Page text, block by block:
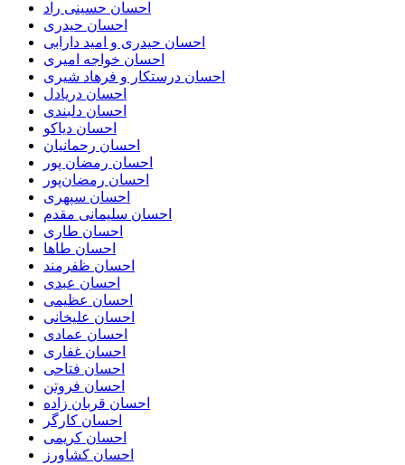
احسان حسینی راد
احسان حیدری
احسان حیدری و امید دارابی
احسان خواجه امیری
احسان درستكار و فرهاد شيرى
احسان دریادل
احسان دلبندی
احسان دیاکو
احسان رحمانیان
احسان رمضان پور
احسان رمضان‌پور
احسان سپهری
احسان سلیمانی مقدم
احسان طاری
احسان طاها
احسان ظفرمند
احسان عبدی
احسان عظیمی
احسان علیخانی
احسان عمادی
احسان غفاری
احسان فتاحی
احسان فروتن
احسان قربان زاده
احسان کارگر
احسان کریمی
احسان کشاورز